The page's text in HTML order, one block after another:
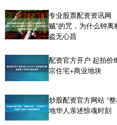
专业股票配资资讯网
贼”的咒，为什么钟
盗无心昌
配资官方开户 起拍价
宗住宅+商业地块
炒股配资官方网站 “
地华人亲述惊魂时刻